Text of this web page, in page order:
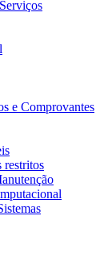
e Comprovantes
restritos